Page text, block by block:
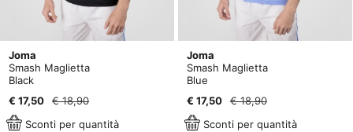
Joma
Smash Maglietta
Black
€ 17,50
€ 18,90
Sconti per quantità
Joma
Smash Maglietta
Blue
€ 17,50
€ 18,90
Sconti per quantità